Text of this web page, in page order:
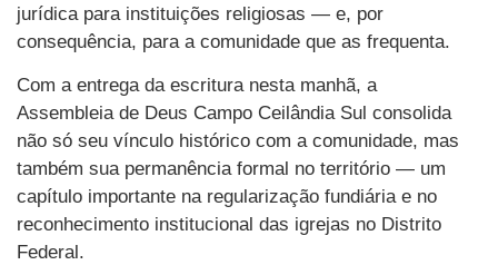
jurídica para instituições religiosas — e, por
consequência, para a comunidade que as frequenta.
Com a entrega da escritura nesta manhã, a
Assembleia de Deus Campo Ceilândia Sul consolida
não só seu vínculo histórico com a comunidade, mas
também sua permanência formal no território — um
capítulo importante na regularização fundiária e no
reconhecimento institucional das igrejas no Distrito
Federal.